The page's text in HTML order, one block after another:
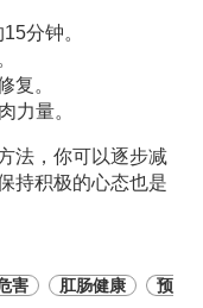
分钟。
复。
力量。
法，你可以逐步减
持积极的心态也是
害 肛肠健康
预